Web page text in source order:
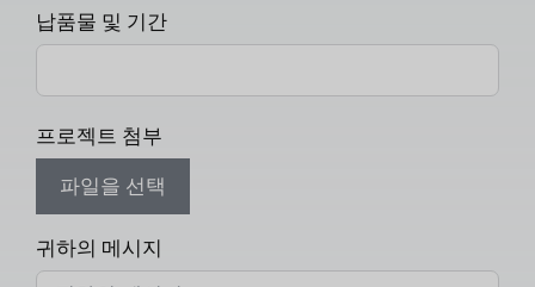
납품물 및 기간
프로젝트 첨부
파일을 선택
귀하의 메시지